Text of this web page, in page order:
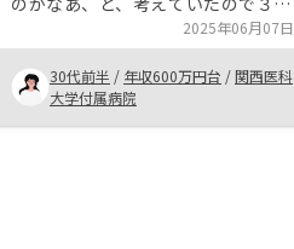
目はあまり考えていませんでした(2
軒だけでも十分老後の備えになるか
なあと思っていました)。 担当さん
が変わるタイミングで３軒目のお話
をしていただいて上記の気持ちもお
2025年06月07日
30代前半 / 年収600万円台 /関西医科
大学付属病院